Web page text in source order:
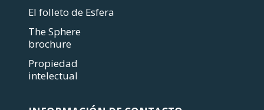
El folleto de Esfera
The Sphere
brochure
Propiedad
intelectual